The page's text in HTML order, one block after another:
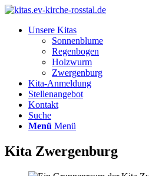
Unsere Kitas
Sonnenblume
Regenbogen
Holzwurm
Zwergenburg
Kita-Anmeldung
Stellenangebot
Kontakt
Suche
Menü Menü
Kita Zwergenburg